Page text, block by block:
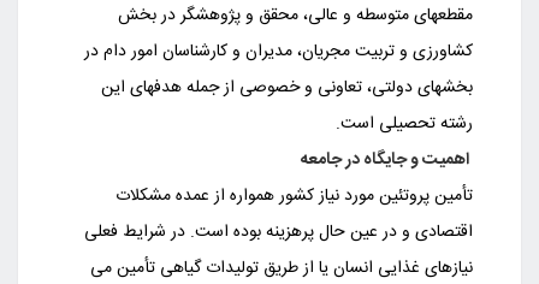
مقطعهای متوسطه و عالی، محقق و پژوهشگر در بخش
کشاورزی و تربیت مجریان، مدیران و کارشناسان امور دام در
بخشهای دولتی، تعاونی و خصوصی از جمله هدفهای این
رشته تحصیلی است.
اهمیت و جایگاه در جامعه
تأمین پروتئین مورد نیاز کشور همواره از عمده مشکلات
اقتصادی و در عین حال پرهزینه بوده است. در شرایط فعلی
نیازهای غذایی انسان یا از طریق تولیدات گیاهی تأمین می